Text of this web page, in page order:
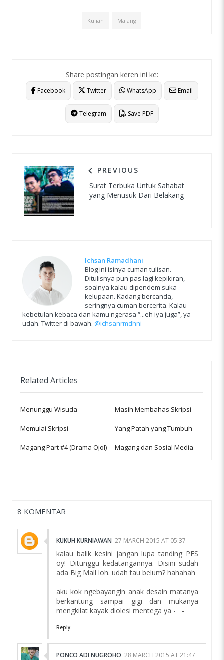
Kuliah Malang
Share postingan keren ini ke:
Facebook Twitter WhatsApp Email
Telegram Save PDF
PREVIOUS
Surat Terbuka Untuk Sahabat
yang Menusuk Dari Belakang
Ichsan Ramadhani
Blog ini isinya cuman tulisan.
Ditulisnya pun pas lagi kepikiran,
soalnya kalau dipendem suka
kelupaan. Kadang bercanda,
seringnya cuman bercerita. Kalau
kebetulan kebaca dan kamu ngerasa “...eh iya juga”, ya
udah. Twitter di bawah. @ichsanrmdhni
Related Articles
Menunggu Wisuda Masih Membahas Skripsi
Memulai Skripsi Yang Patah yang Tumbuh
Magang Part #4 (Drama Ojol) Magang dan Sosial Media
8 KOMENTAR
KUKUH KURNIAWAN 27 MARCH 2015 AT 05:37
kalau balik kesini jangan lupa tanding PES
oy! Ditunggu kedatangannya. Disini sudah
ada Big Mall loh. udah tau belum? hahahah
aku kok ngebayangin anak desain matanya
berkantung sampai gigi dan mukanya
mengkilat kayak diolesi mentega ya -__-
Reply
PONCO ADI NUGROHO 28 MARCH 2015 AT 21:47